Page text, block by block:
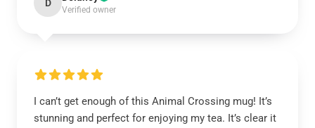
D
Verified owner
I can’t get enough of this Animal Crossing mug! It’s
stunning and perfect for enjoying my tea. It’s clear it